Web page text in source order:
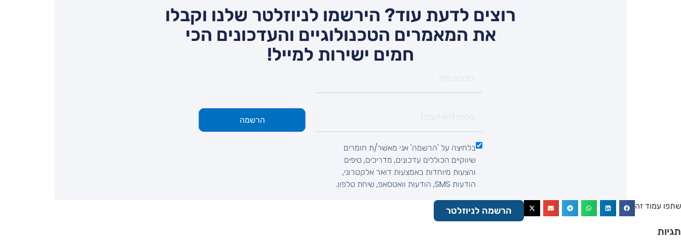
רוצים לדעת עוד? הירשמו לניוזלטר שלנו וקבלו
את המאמרים הטכנולוגיים והעדכונים הכי
חמים ישירות למייל!
בלחיצה על 'הרשמה' אני מאשר/ת חומרים
שיווקיים הכוללים עדכונים, מדריכים, טיפים
והצעות מיוחדות באמצעות דואר אלקטרוני,
הודעות SMS, הודעות וואטסאפ, שיחת טלפון.
הרשמה
שתפו עמוד זה הרשמה לניוזלטר
תגיות